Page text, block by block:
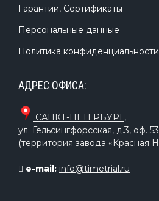
Гарантии, Сертификаты
Персональные данные
Политика конфиденциальности
АДРЕС ОФИСА:
САНКТ-ПЕТЕРБУРГ,
ул. Гельсингфорсская, д.3, оф.
(территория завода «Красная
e-mail: info@timetrial.ru